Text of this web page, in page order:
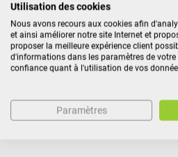
Nos clients ont
Hecht Assistent
Utilisation des cookies
Nous avons recours aux cookies afin
et ainsi améliorer notre site Internet et
proposer la meilleure expérience client
d'informations dans les paramètres de
confiance quant à l'utilisation de vos
Paramètres